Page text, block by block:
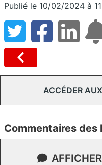
Publié le 10/02/2024 à
ACCÉDER
Commentaires